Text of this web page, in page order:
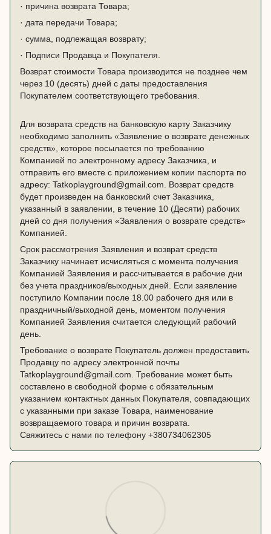
· причина возврата Товара;
· дата передачи Товара;
· сумма, подлежащая возврату;
· Подписи Продавца и Покупателя.
Возврат стоимости Товара производится не позднее чем
через 10 (десять) дней с даты предоставления
Покупателем соответствующего требования.
Для возврата средств на банковскую карту Заказчику
необходимо заполнить «Заявление о возврате денежных
средств», которое посылается по требованию
Компанией по электронному адресу Заказчика, и
отправить его вместе с приложением копии паспорта по
адресу: Tatkoplayground@gmail.com. Возврат средств
будет произведен на банковский счет Заказчика,
указанный в заявлении, в течение 10 (Десяти) рабочих
дней со дня получения «Заявления о возврате средств»
Компанией.
Срок рассмотрения Заявления и возврат средств
Заказчику начинает исчисляться с момента получения
Компанией Заявления и рассчитывается в рабочие дни
без учета праздников/выходных дней. Если заявление
поступило Компании после 18.00 рабочего дня или в
праздничный/выходной день, моментом получения
Компанией Заявления считается следующий рабочий
день.
Требование о возврате Покупатель должен предоставить
Продавцу по адресу электронной почты
Tatkoplayground@gmail.com. Требование может быть
составлено в свободной форме с обязательным
указанием контактных данных Покупателя, совпадающих
с указанными при заказе Товара, наименование
возвращаемого товара и причин возврата.
Свяжитесь с нами по телефону +380734062305